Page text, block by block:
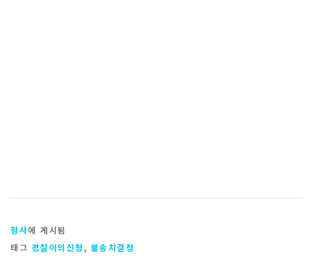
형사에 게시됨
태그 경찰이의신청, 불송치결정